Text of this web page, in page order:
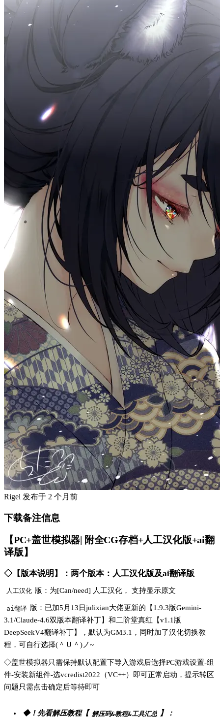
Rigel 发布于 2 个月前
下载备注信息
【PC+盖世模拟器| 附全CG存档+人工汉化版+ai翻
译版】
◇【版本说明】：两个版本：人工汉化版及ai翻译版
人工汉化 版：为[Can/need] 人工汉化， 支持显示原文
ai翻译 版：已加5月13日julixian大佬更新的【1.9.3版Gemini-
3.1/Claude-4.6双版本翻译补丁】和二阶堂真红【v1.1版
DeepSeekV4翻译补丁】，默认为GM3.1，同时加了汉化切换教
程，可自行选择(＾Ｕ＾)ノ~
◇盖世模拟器只需保持默认配置下导入游戏后选择PC游戏设置-组
件-安装新组件-选vcredist2022（VC++）即可正常启动，提示转区
问题只需点击确定后等待即可
◆！先看解压教程【 解压码&教程&工具汇总 】：